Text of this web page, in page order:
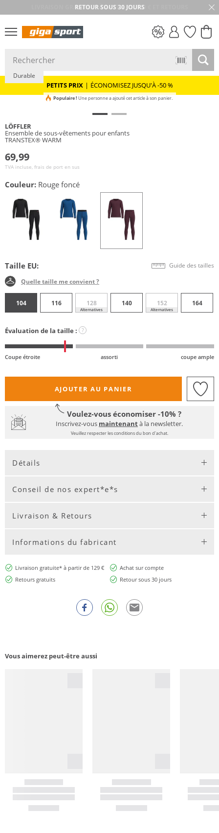
RETOUR SOUS 30 JOURS
PETITS PRIX
PETITS PRIX | ÉCONOMISEZ JUSQU'À -50 %
Durable
Populaire ! Une personne a ajouté cet article à son panier.
LÖFFLER
Ensemble de sous-vêtements pour enfants
TRANSTEX® WARM
69,99
TVA incluse, frais de port en sus
Couleur: Rouge foncé
Taille EU: Guide des tailles
Quelle taille me convient ?
104 116 128
Alternatives
140 152
Alternatives
164
Évaluation de la taille : ?
Coupe étroite assorti coupe ample
AJOUTER AU PANIER
Voulez-vous économiser -10% ?
Inscrivez-vous maintenantà la newsletter.
Veuillez respecter les conditions du bon d'achat.
Détails
Conseil de nos expert*e*s
Livraison & Retours
Informations du fabricant
Livraison gratuite* à partir de 129 €
Achat sur compte
Retours gratuits
Retour sous 30 jours
Vous aimerez peut-être aussi